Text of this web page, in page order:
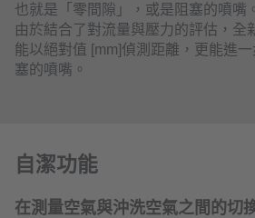
也就是「零間隙」，或是阻塞的噴嘴。
由於結合了對流量與壓力的評估，全
能以絕對值 [mm]偵測距離，更能進
塞的噴嘴。
自潔功能
在測量空氣與沖洗空氣之間的切